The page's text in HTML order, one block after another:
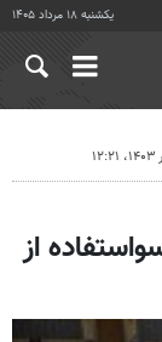
یکشنبه ۱۸ مرداد ۱۴۰۵
از